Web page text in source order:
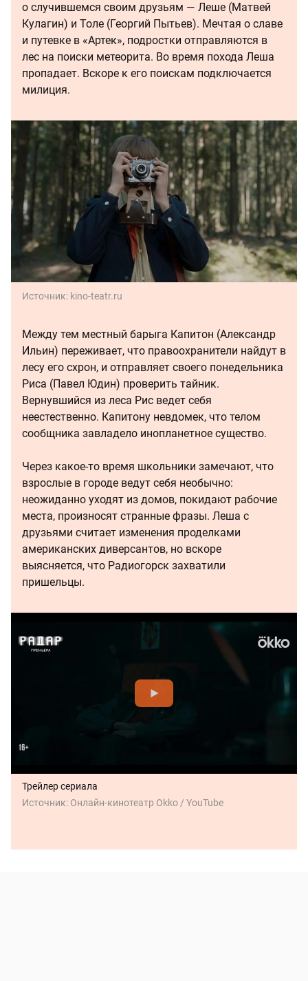
о случившемся своим друзьям — Леше (Матвей
Кулагин) и Толе (Георгий Пытьев). Мечтая о славе
и путевке в «Артек», подростки отправляются в
лес на поиски метеорита. Во время похода Леша
пропадает. Вскоре к его поискам подключается
милиция.
Источник: kino-teatr.ru
Между тем местный барыга Капитон (Александр
Ильин) переживает, что правоохранители найдут в
лесу его схрон, и отправляет своего понедельника
Риса (Павел Юдин) проверить тайник.
Вернувшийся из леса Рис ведет себя
неестественно. Капитону невдомек, что телом
сообщника завладело инопланетное существо.
Через какое-то время школьники замечают, что
взрослые в городе ведут себя необычно:
неожиданно уходят из домов, покидают рабочие
места, произносят странные фразы. Леша с
друзьями считает изменения проделками
американских диверсантов, но вскоре
выясняется, что Радиогорск захватили
пришельцы.
Трейлер сериала
Источник: Онлайн-кинотеатр Okko / YouTube